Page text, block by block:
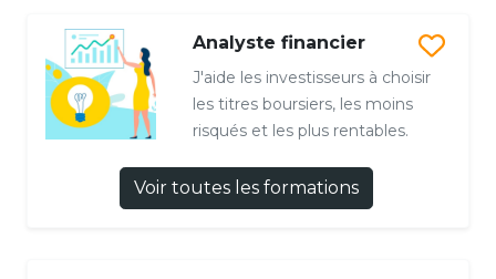
Analyste financier
J'aide les investisseurs à choisir
les titres boursiers, les moins
risqués et les plus rentables.
Voir toutes les formations